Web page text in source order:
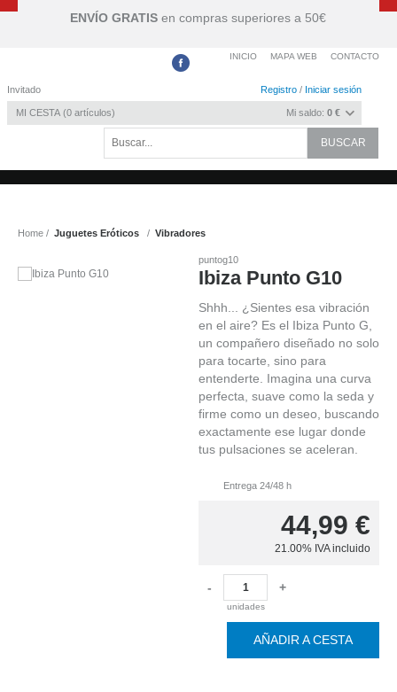
ENVÍO GRATIS en compras superiores a 50€
Invitado Registro / Iniciar sesión
MI CESTA 0 artículos Mi saldo: 0 €
INICIO MAPA WEB CONTACTO
Home Juguetes Eróticos Vibradores
puntog10
Ibiza Punto G10
Shhh... ¿Sientes esa vibración
en el aire? Es el Ibiza Punto G,
un compañero diseñado no solo
para tocarte, sino para
entenderte. Imagina una curva
perfecta, suave como la seda y
firme como un deseo, buscando
exactamente ese lugar donde
tus pulsaciones se aceleran.
Entrega 24/48 h
44,99 €
21.00% IVA incluido
-
unidades
+
AÑADIR A CESTA